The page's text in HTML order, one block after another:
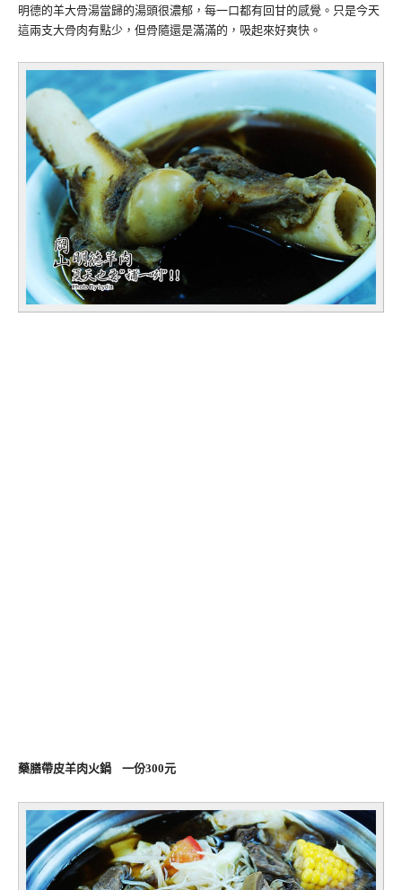
明德的羊大骨湯當歸的湯頭很濃郁，每一口都有回甘的感覺。只是今天
這兩支大骨肉有點少，但骨隨還是滿滿的，吸起來好爽快。
藥膳帶皮羊肉火鍋 一份300元